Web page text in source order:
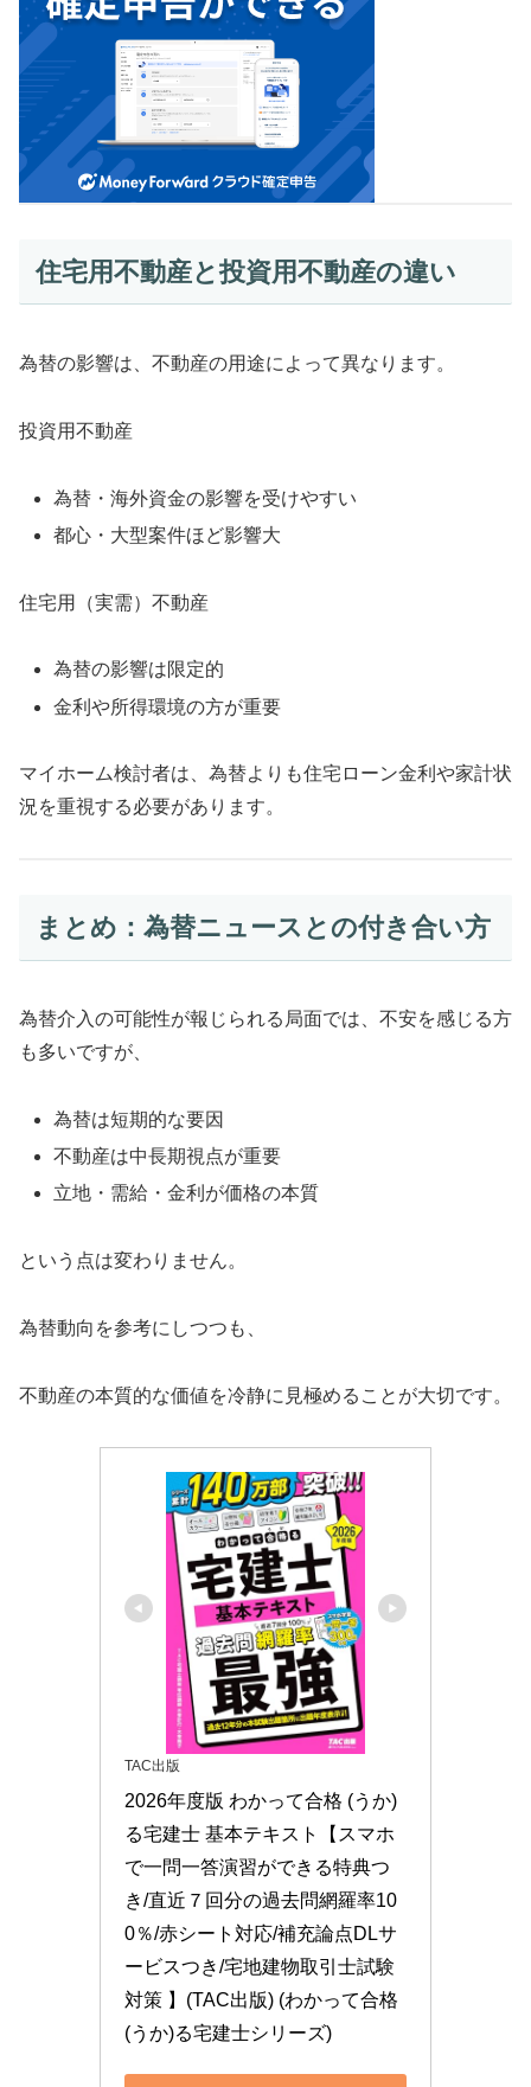
住宅用不動産と投資用不動産の違い
為替の影響は、不動産の用途によって異なります。
投資用不動産
為替・海外資金の影響を受けやすい
都心・大型案件ほど影響大
住宅用（実需）不動産
為替の影響は限定的
金利や所得環境の方が重要
マイホーム検討者は、為替よりも住宅ローン金利や家計状
況を重視する必要があります。
まとめ：為替ニュースとの付き合い方
為替介入の可能性が報じられる局面では、不安を感じる方
も多いですが、
為替は短期的な要因
不動産は中長期視点が重要
立地・需給・金利が価格の本質
という点は変わりません。
為替動向を参考にしつつも、
不動産の本質的な価値を冷静に見極めることが大切です。
TAC出版
2026年度版 わかって合格 (うか)
る宅建士 基本テキスト【スマホ
で一問一答演習ができる特典つ
き/直近７回分の過去問網羅率10
0％/赤シート対応/補充論点DLサ
ービスつき/宅地建物取引士試験
対策 】(TAC出版) (わかって合格
(うか)る宅建士シリーズ)